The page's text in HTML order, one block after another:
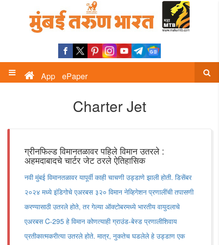
App ePaper
Charter Jet
ग्रीनफिल्ड विमानतळावर पहिले विमान उतरले :
अहमदाबादचे चार्टर जेट ठरले ऐतिहासिक
नवी मुंबई विमानतळावर यापूर्वी काही चाचणी उड्डाणे झाली होती. डिसेंबर
२०२४ मध्ये इंडिगोचे एअरबस ३२० विमान नेव्हिगेशन प्रणालींची तपासणी
करण्यासाठी उतरले होते, तर गेल्या ऑक्टोबरमध्ये भारतीय वायुदलाचे
एअरबस C-295 हे विमान कोणत्याही ग्राउंड-बेस्ड प्रणालीशिवाय
प्रतीकात्मकरीत्या उतरले होते. मात्र, नुकतेच घडलेले हे उड्डाण एक